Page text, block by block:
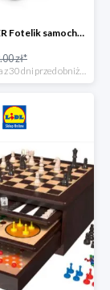
CYBEX SILVER Fotelik samochodowy + dostawa gratis!
zł*
*najniższa cena z 30 dni przed obniżką